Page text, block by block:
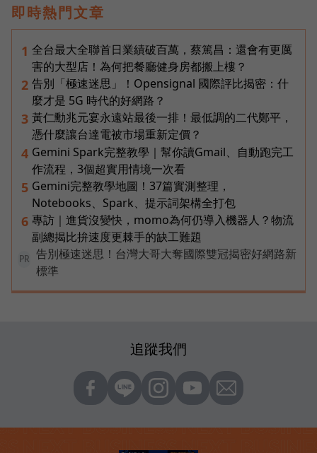
即時熱門文章
1 全台最大全聯首日業績破百萬，蔡篤昌：還會有更厲
害的大型店！為何把餐廳健身房都搬上樓？
2 告別「極速迷思」！Opensignal 國際評比揭密：什
麼才是 5G 時代的好網路？
3 黃仁勳兆元宴永遠站最後一排！最低調的二代鄭平，
憑什麼讓台達電被市場重新定價？
4 Gemini Spark完整教學｜幫你讀Gmail、自動跑完工
作流程，3個超實用情境一次看
5 Gemini完整教學地圖！37篇實測整理，
Notebooks、Spark、提示詞架構全打包
6 專訪｜進貨沒變快，momo為何仍導入機器人？物流
副總揭比拚速度更棘手的缺工難題
PR
告別極速迷思！台灣大哥大奪國際雙冠揭密好網路新
標準
追蹤我們